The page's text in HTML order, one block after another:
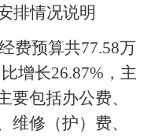
排情况说明
费预算共77.58万
增长26.87%，主
要包括办公费、
维修（护）费、